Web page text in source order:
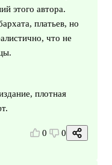
этого автора.
платьев, но
что не
плотная
0 0